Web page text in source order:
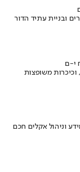
ובניית עתיד הדור
י-ם
משופצות
וניהול אקלים חכם